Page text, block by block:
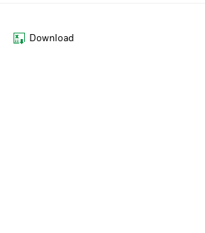
Download